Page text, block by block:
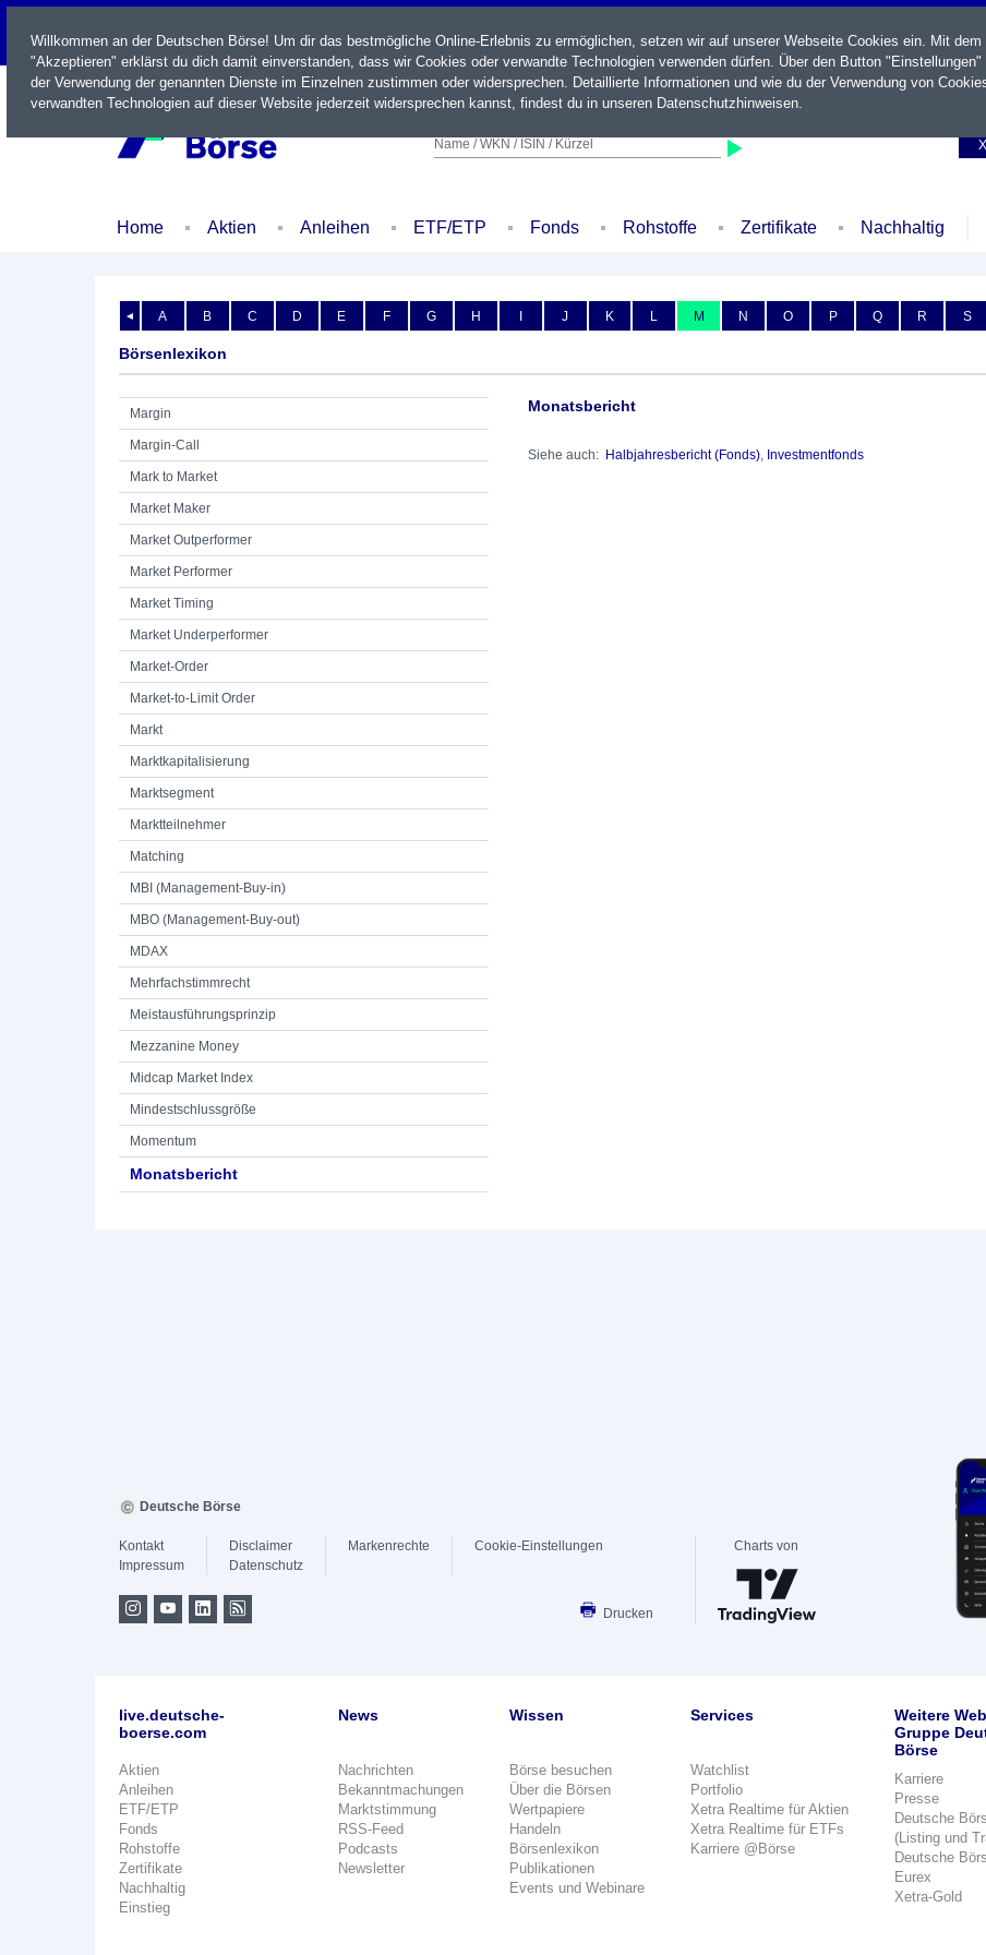
LIVE
Name / WKN / ISIN / Kürzel
Home Aktien Anleihen ETF/ETP Fonds Rohstoffe Zertifikate Nachhaltig
◄ A B C D E F G H I J K L M N O P Q R S
Börsenlexikon
Margin
Margin-Call
Mark to Market
Market Maker
Market Outperformer
Market Performer
Market Timing
Market Underperformer
Market-Order
Market-to-Limit Order
Markt
Marktkapitalisierung
Marktsegment
Marktteilnehmer
Matching
MBI (Management-Buy-in)
MBO (Management-Buy-out)
MDAX
Mehrfachstimmrecht
Meistausführungsprinzip
Mezzanine Money
Midcap Market Index
Mindestschlussgröße
Momentum
Monatsbericht
Monatsbericht
Siehe auch: Halbjahresbericht (Fonds), Investmentfonds
Willkommen an der Deutschen Börse! Um dir das bestmögliche Online-Erlebnis zu ermöglichen, setzen wir auf unserer Webseite Cookies ein. Mit
"Akzeptieren" erklärst du dich damit einverstanden, dass wir Cookies oder verwandte Technologien verwenden dürfen. Über den Button
der Verwendung der genannten Dienste im Einzelnen zustimmen oder widersprechen. Detaillierte Informationen und wie du der Verwendung von
verwandten Technologien auf dieser Website jederzeit widersprechen kannst, findest du in unseren Datenschutzhinweisen.
Deutsche Börse
Kontakt
Impressum
Disclaimer
Datenschutz
Markenrechte Cookie-Einstellungen
Drucken
Charts von
live.deutsche-
boerse.com
Aktien
Anleihen
ETF/ETP
Fonds
Rohstoffe
Zertifikate
Nachhaltig
Einstieg
News
Nachrichten
Bekanntmachungen
Marktstimmung
RSS-Feed
Podcasts
Newsletter
Wissen
Börse besuchen
Über die Börsen
Wertpapiere
Handeln
Börsenlexikon
Publikationen
Events und Webinare
Services
Watchlist
Portfolio
Xetra Realtime für Aktien
Xetra Realtime für ETFs
Karriere @Börse
Weitere
Gruppe
Börse
Karriere
Presse
Deutsche
(Listing und
Deutsche
Eurex
Xetra-Gold